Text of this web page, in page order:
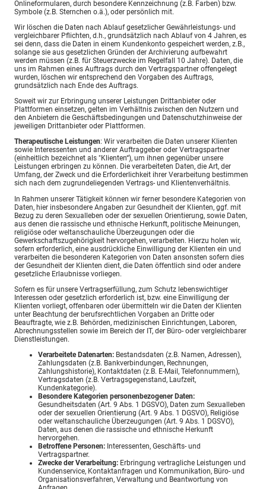
Onlineformularen, durch besondere Kennzeichnung (z.B. Farben) bzw.
Symbole (z.B. Sternchen o.ä.), oder persönlich mit.
Wir löschen die Daten nach Ablauf gesetzlicher Gewährleistungs- und
vergleichbarer Pflichten, d.h., grundsätzlich nach Ablauf von 4 Jahren, es
sei denn, dass die Daten in einem Kundenkonto gespeichert werden, z.B.,
solange sie aus gesetzlichen Gründen der Archivierung aufbewahrt
werden müssen (z.B. für Steuerzwecke im Regelfall 10 Jahre). Daten, die
uns im Rahmen eines Auftrags durch den Vertragspartner offengelegt
wurden, löschen wir entsprechend den Vorgaben des Auftrags,
grundsätzlich nach Ende des Auftrags.
Soweit wir zur Erbringung unserer Leistungen Drittanbieter oder
Plattformen einsetzen, gelten im Verhältnis zwischen den Nutzern und
den Anbietern die Geschäftsbedingungen und Datenschutzhinweise der
jeweiligen Drittanbieter oder Plattformen.
Therapeutische Leistungen: Wir verarbeiten die Daten unserer Klienten
sowie Interessenten und anderer Auftraggeber oder Vertragspartner
(einheitlich bezeichnet als "Klienten“), um ihnen gegenüber unsere
Leistungen erbringen zu können. Die verarbeiteten Daten, die Art, der
Umfang, der Zweck und die Erforderlichkeit ihrer Verarbeitung bestimmen
sich nach dem zugrundeliegenden Vertrags- und Klientenverhältnis.
In Rahmen unserer Tätigkeit können wir ferner besondere Kategorien von
Daten, hier insbesondere Angaben zur Gesundheit der Klienten, ggf. mit
Bezug zu deren Sexualleben oder der sexuellen Orientierung, sowie Daten,
aus denen die rassische und ethnische Herkunft, politische Meinungen,
religiöse oder weltanschauliche Überzeugungen oder die
Gewerkschaftszugehörigkeit hervorgehen, verarbeiten. Hierzu holen wir,
sofern erforderlich, eine ausdrückliche Einwilligung der Klienten ein und
verarbeiten die besonderen Kategorien von Daten ansonsten sofern dies
der Gesundheit der Klienten dient, die Daten öffentlich sind oder andere
gesetzliche Erlaubnisse vorliegen.
Sofern es für unsere Vertragserfüllung, zum Schutz lebenswichtiger
Interessen oder gesetzlich erforderlich ist, bzw. eine Einwilligung der
Klienten vorliegt, offenbaren oder übermitteln wir die Daten der Klienten
unter Beachtung der berufsrechtlichen Vorgaben an Dritte oder
Beauftragte, wie z.B. Behörden, medizinischen Einrichtungen, Laboren,
Abrechnungsstellen sowie im Bereich der IT, der Büro- oder vergleichbarer
Dienstleistungen.
Verarbeitete Datenarten: Bestandsdaten (z.B. Namen, Adressen),
Zahlungsdaten (z.B. Bankverbindungen, Rechnungen,
Zahlungshistorie), Kontaktdaten (z.B. E-Mail, Telefonnummern),
Vertragsdaten (z.B. Vertragsgegenstand, Laufzeit,
Kundenkategorie).
Besondere Kategorien personenbezogener Daten:
Gesundheitsdaten (Art. 9 Abs. 1 DGSVO), Daten zum Sexualleben
oder der sexuellen Orientierung (Art. 9 Abs. 1 DGSVO), Religiöse
oder weltanschauliche Überzeugungen (Art. 9 Abs. 1 DGSVO),
Daten, aus denen die rassische und ethnische Herkunft
hervorgehen.
Betroffene Personen: Interessenten, Geschäfts- und
Vertragspartner.
Zwecke der Verarbeitung: Erbringung vertragliche Leistungen und
Kundenservice, Kontaktanfragen und Kommunikation, Büro- und
Organisationsverfahren, Verwaltung und Beantwortung von